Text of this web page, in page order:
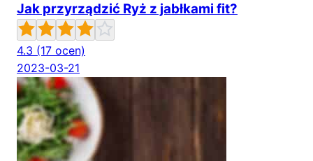
Jak przyrządzić Ryż z jabłkami fit?
4.3 (17 ocen)
2023-03-21